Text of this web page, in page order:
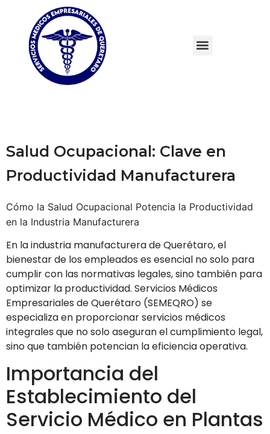
Salud Ocupacional: Clave en
Productividad Manufacturera
Cómo la Salud Ocupacional Potencia la Productividad
en la Industria Manufacturera
En la industria manufacturera de Querétaro, el
bienestar de los empleados es esencial no solo para
cumplir con las normativas legales, sino también para
optimizar la productividad. Servicios Médicos
Empresariales de Querétaro (SEMEQRO) se
especializa en proporcionar servicios médicos
integrales que no solo aseguran el cumplimiento legal,
sino que también potencian la eficiencia operativa.
Importancia del
Establecimiento del
Servicio Médico en Plantas